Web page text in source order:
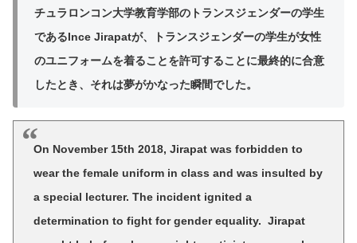
チュラロンコン大学教育学部のトランスジェンダーの学生
であるInce Jirapatが、トランスジェンダーの学生が女性
のユニフォームを着ることを許可することに最終的に合意
したとき、それは夢がかなった瞬間でした。
On November 15th 2018, Jirapat was forbidden to
wear the female uniform in class and was insulted by
a special lecturer. The incident ignited a
determination to fight for gender equality. Jirapat